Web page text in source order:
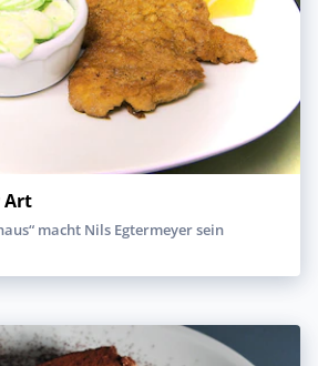
Art
macht Nils Egtermeyer sein